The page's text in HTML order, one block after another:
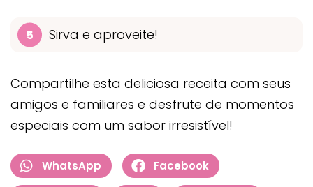
Sirva e aproveite!
Compartilhe esta deliciosa receita com seus
amigos e familiares e desfrute de momentos
especiais com um sabor irresistível!
WhatsApp Facebook